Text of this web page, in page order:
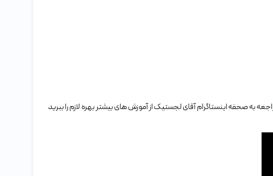
با مراجعه به صحفه اینستاگرام آقای لجستیک از آموزش های بیشتر بهره لازم را ببرید